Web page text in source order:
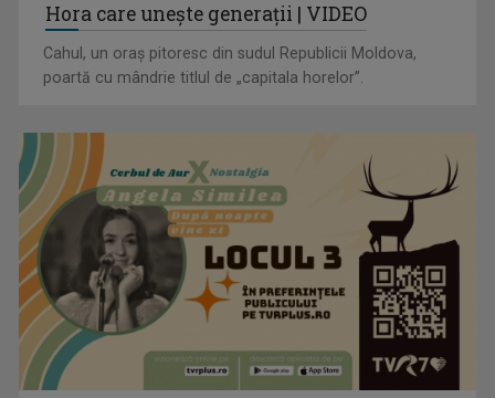
Hora care unește generații | VIDEO
Cahul, un oraș pitoresc din sudul Republicii Moldova,
poartă cu mândrie titlul de „capitala horelor”.